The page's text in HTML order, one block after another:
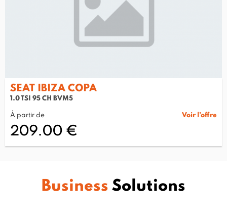
SEAT IBIZA COPA
1.0 TSI 95 CH BVM5
À partir de
209.00 €
Voir l’offre
Business Solutions